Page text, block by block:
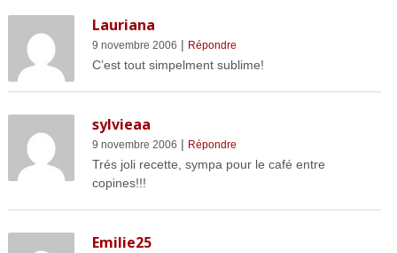
Lauriana
9 novembre 2006 | Répondre
C’est tout simpelment sublime!
sylvieaa
9 novembre 2006 | Répondre
Trés joli recette, sympa pour le café entre
copines!!!
Emilie25